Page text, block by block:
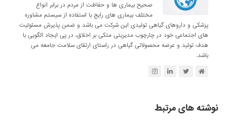
صحیح بیماری ها و حفاظت از مردم در برابر انواع
مختلف بیماری های رایج با استفاده از سیستم مشاوره
پزشکی و داروهای گیاهی تولیدی این شرکت می باشد و ضمن پذیرش مسئولیت
های اجتماعی خود در چارچوب مدیریتی متکی بر اخلاق، در پی ایجاد الگویی با
هدف تولید و عرضه محصولاتی گیاهی در راستای ارتقای سلامت جامعه می
باشد.
نوشته های مرتبط